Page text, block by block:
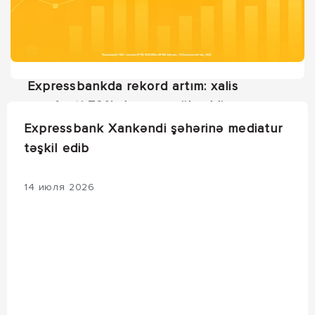
Expressbankda rekord artım: xalis
mənfəəti 72%-dən çox yüksəldi
Expressbankda rekord artım: xalis mənfəəti
72%-dən çox yüksəldi
15 июля 2026
Expressbank Xankəndi şəhərinə mediatur
təşkil edib
14 июля 2026